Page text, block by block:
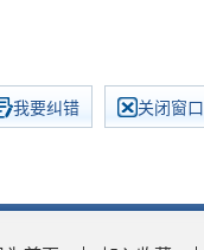
我要纠错 关闭窗口